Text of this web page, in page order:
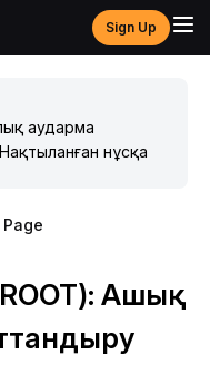
Sign Up
аударма
нұсқа
Ашық